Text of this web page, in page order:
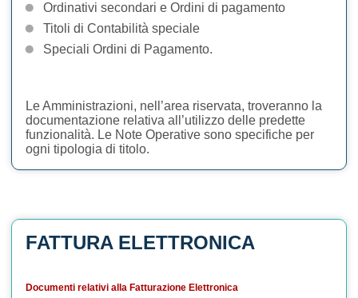
Ordinativi secondari e Ordini di pagamento
Titoli di Contabilità speciale
Speciali Ordini di Pagamento.
Le Amministrazioni, nell’area riservata, troveranno la
documentazione relativa all’utilizzo delle predette
funzionalità. Le Note Operative sono specifiche per
ogni tipologia di titolo.
FATTURA ELETTRONICA
Documenti relativi alla Fatturazione Elettronica